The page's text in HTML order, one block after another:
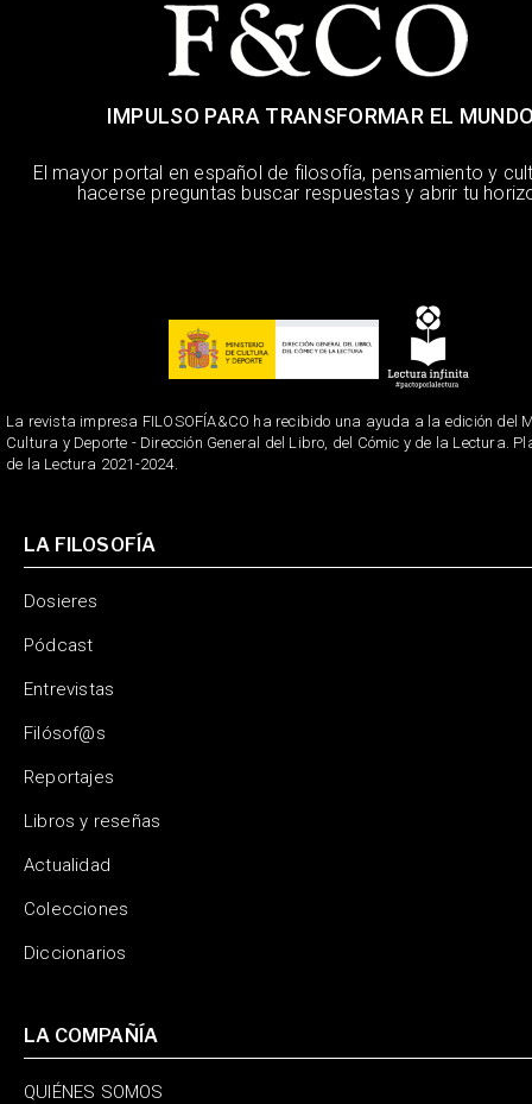
IMPULSO PARA TRANSFORMAR EL
El mayor portal en español de filosofía, pensamiento y
hacerse preguntas buscar respuestas y abrir tu
La revista impresa FILOSOFÍA&CO ha recibido una ayuda a la edición del
Cultura y Deporte - Dirección General del Libro, del Cómic y de la Lectura.
de la Lectura 2021-2024.
LA FILOSOFÍA
Dosieres
Pódcast
Entrevistas
Filósof@s
Reportajes
Libros y reseñas
Actualidad
Colecciones
Diccionarios
LA COMPAÑÍA
QUIÉNES SOMOS